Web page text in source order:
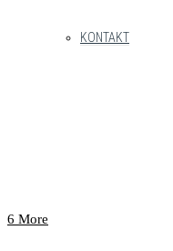
KONTAKT
6 More